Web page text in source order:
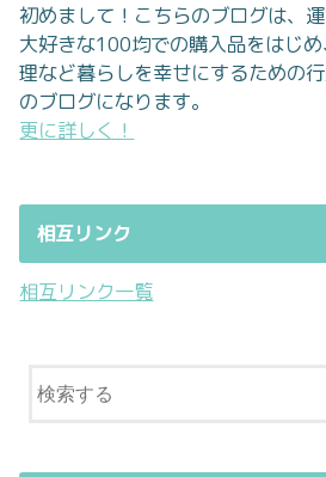
初めまして！こちらのブログは、
大好きな100均での購入品をはじ
理など暮らしを幸せにするための
のブログになります。
更に詳しく！
相互リンク
相互リンク一覧